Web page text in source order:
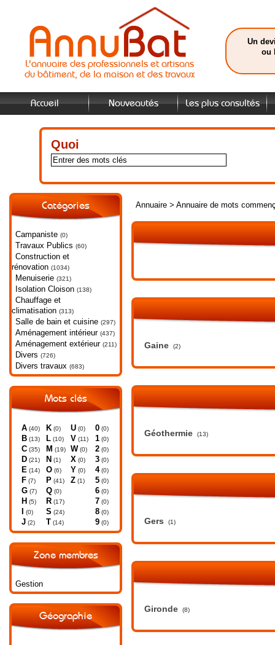
L'annuaire des professionnels et artisans
du bâtiment, de la maison et des travaux
Un
ou
Accueil Nouveautés Les plus consultés
Quoi
Catégories
Campaniste (0)
Travaux Publics (60)
Construction et
rénovation (1034)
Menuiserie (321)
Isolation Cloison (138)
Chauffage et
climatisation (313)
Salle de bain et cuisine (297)
Aménagement intérieur (437)
Aménagement extérieur (211)
Divers (726)
Divers travaux (683)
Mots clés
A (40)
B (13)
C (35)
D (21)
E (14)
F (7)
G (7)
H (5)
(0)
J (2)
K (0)
L (10)
M (19)
N (1)
O (6)
P (41)
Q (0)
R (17)
S (24)
T (14)
U (0)
V (11)
W (0)
X (0)
Y (0)
Z (1)
0 (0)
1 (0)
2 (0)
3 (0)
4(0)
5 (0)
6 (0)
7 (0)
8 (0)
9 (0)
Zone membres
Gestion
Géographie
Annuaire > Annuaire de mots
Gaine (2)
Géothermie (13)
Gers (1)
Gironde (8)